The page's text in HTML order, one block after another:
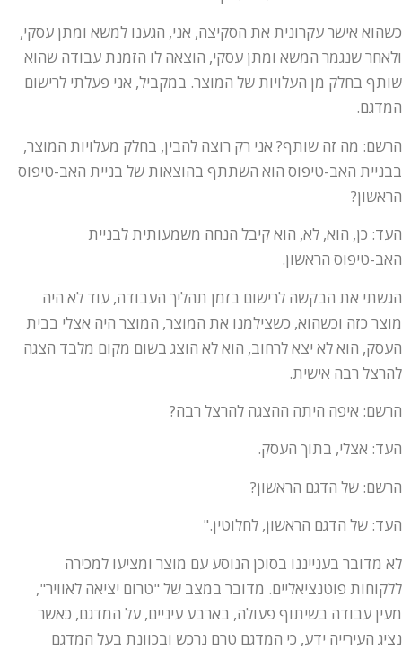
כשהוא אישר עקרונית את הסקיצה, אני, הגענו למשא ומתן עסקי,
ולאחר שנגמר המשא ומתן עסקי, הוצאה לו הזמנת עבודה שהוא
שותף בחלק מן העלויות של המוצר. במקביל, אני פעלתי לרישום
המדגם.
הרשם: מה זה שותף? אני רק רוצה להבין, בחלק מעלויות המוצר,
בבניית האב-טיפוס הוא השתתף בהוצאות של בניית האב-טיפוס
הראשון?
העד: כן, הוא, לא, הוא קיבל הנחה משמעותית לבניית
האב-טיפוס הראשון.
הגשתי את הבקשה לרישום בזמן תהליך העבודה, עוד לא היה
מוצר כזה וכשהוא, כשצילמנו את המוצר, המוצר היה אצלי בבית
העסק, הוא לא יצא לרחוב, הוא לא הוצג בשום מקום מלבד הצגה
להרצל רבה אישית.
הרשם: איפה היתה ההצגה להרצל רבה?
העד: אצלי, בתוך העסק.
הרשם: של הדגם הראשון?
העד: של הדגם הראשון, לחלוטין."
לא מדובר בענייננו בסוכן הנוסע עם מוצר ומציעו למכירה
ללקוחות פוטנציאליים. מדובר במצב של "טרום יציאה לאוויר",
מעין עבודה בשיתוף פעולה, בארבע עיניים, על המדגם, כאשר
נציג העירייה ידע, כי המדגם טרם נרכש ובכוונת בעל המדגם